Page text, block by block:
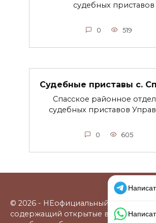
судебных приставов
0 519
Судебные приставы с.
Спасское районное
судебных приставов
0 605
© 2026 - НЕофициальный
содержащий открытые выверенные